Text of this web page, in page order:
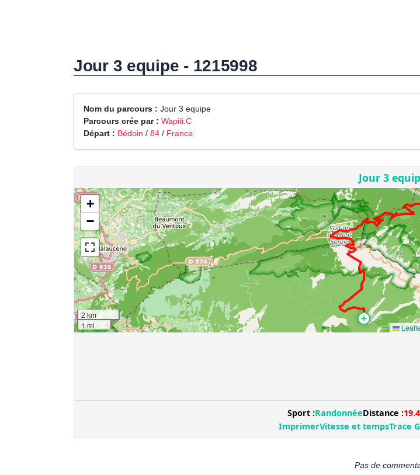
Jour 3 equipe - 1215998
Nom du parcours : Jour 3 equipe
Parcours crée par : Wapiti.C
Départ : Bédoin / 84 / France
Pas de